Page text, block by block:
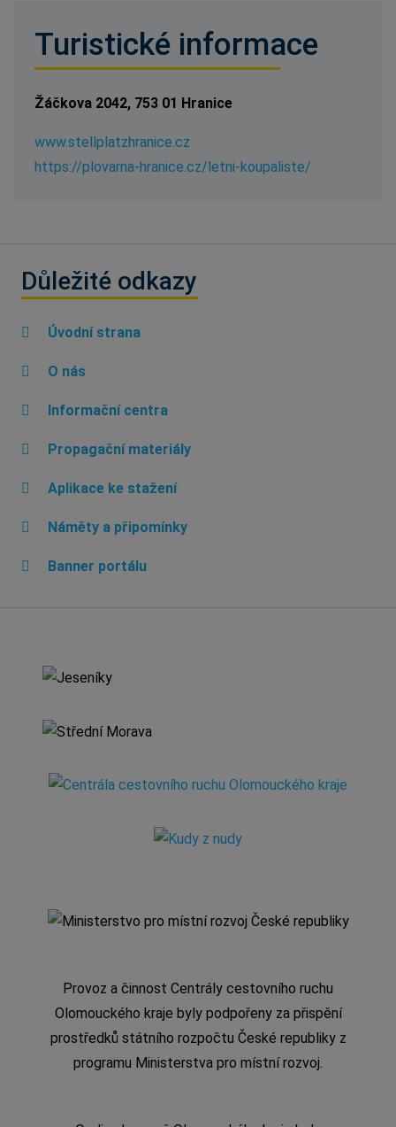
Turistické informace
Žáčkova 2042, 753 01 Hranice
www.stellplatzhranice.cz
https://plovarna-hranice.cz/letni-koupaliste/
Důležité odkazy
Úvodní strana
O nás
Informační centra
Propagační materiály
Aplikace ke stažení
Náměty a připomínky
Banner portálu
Provoz a činnost Centrály cestovního ruchu
Olomouckého kraje byly podpořeny za přispění
prostředků státního rozpočtu České republiky z
programu Ministerstva pro místní rozvoj.